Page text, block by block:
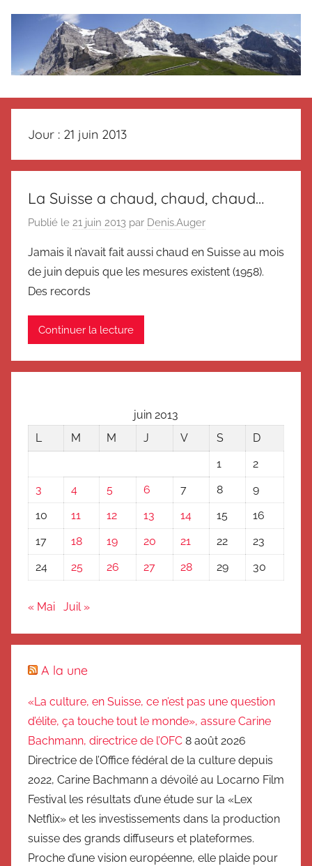
Le
blog
de
Suisse
Magazine
Suisse
souvenir
Suisse
Magazine
Messager
Suisse
Jour : 21 juin 2013
La Suisse a chaud, chaud, chaud…
Publié le 21 juin 2013 par Denis.Auger
Jamais il n’avait fait aussi chaud en Suisse au mois
de juin depuis que les mesures existent (1958).
Des records
Continuer la lecture
juin 2013
L
M M J V S
D
1
2
3
4 5 6 7 8
9
10
11 12 13 14 15
16
17
18 19 20 21 22
23
24
25 26 27 28 29 30
« Mai Juil »
A la une
«La culture, en Suisse, ce n’est pas une question
d’élite, ça touche tout le monde», assure Carine
Bachmann, directrice de l’OFC 8 août 2026
Directrice de l’Office fédéral de la culture depuis
2022, Carine Bachmann a dévoilé au Locarno Film
Festival les résultats d’une étude sur la «Lex
Netflix» et les investissements dans la production
suisse des grands diffuseurs et plateformes.
Proche d’une vision européenne, elle plaide pour